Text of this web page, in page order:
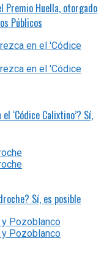
Premio Huella, otorgado
Públicos
‘Códice Calixtino’? Sí,
Sí, es posible